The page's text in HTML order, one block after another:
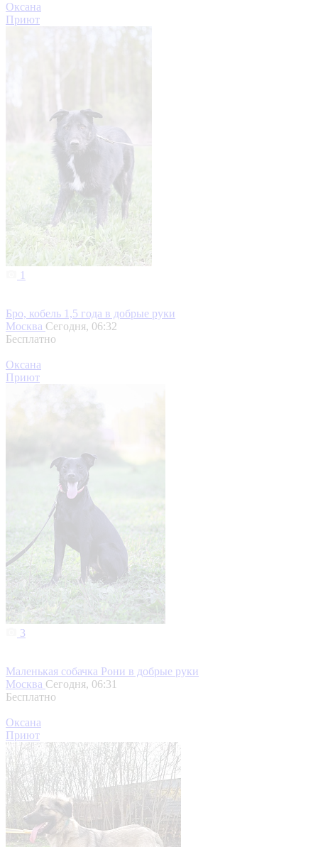
Оксана
Приют
1
Бро, кобель 1,5 года в добрые руки
Москва Сегодня, 06:32
Бесплатно
Оксана
Приют
3
Маленькая собачка Рони в добрые руки
Москва Сегодня, 06:31
Бесплатно
Оксана
Приют